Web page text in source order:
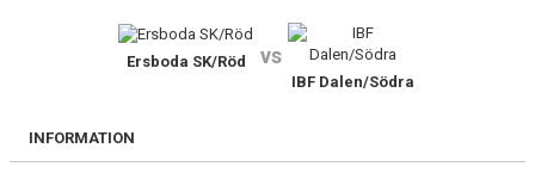
Ersboda SK/Röd vs
IBF Dalen/Södra
INFORMATION